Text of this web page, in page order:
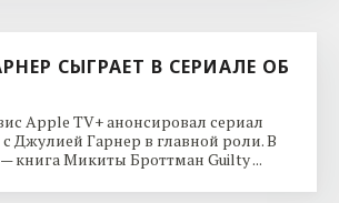
СЫГРАЕТ В СЕРИАЛЕ ОБ
Apple TV+ анонсировал сериал
Джулией Гарнер в главной роли. В
книга Микиты Броттман Guilty ...